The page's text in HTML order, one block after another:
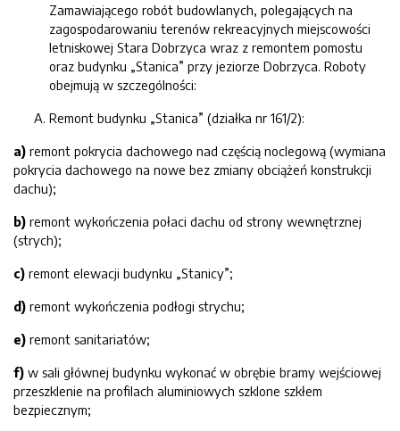
Zamawiającego robót budowlanych, polegających na
zagospodarowaniu terenów rekreacyjnych miejscowości
letniskowej Stara Dobrzyca wraz z remontem pomostu
oraz budynku „Stanica” przy jeziorze Dobrzyca. Roboty
obejmują w szczególności:
Remont budynku „Stanica” (działka nr 161/2):
a) remont pokrycia dachowego nad częścią noclegową (wymiana
pokrycia dachowego na nowe bez zmiany obciążeń konstrukcji
dachu);
b) remont wykończenia połaci dachu od strony wewnętrznej
(strych);
c) remont elewacji budynku „Stanicy”;
d) remont wykończenia podłogi strychu;
e) remont sanitariatów;
f) w sali głównej budynku wykonać w obrębie bramy wejściowej
przeszklenie na profilach aluminiowych szklone szkłem
bezpiecznym;